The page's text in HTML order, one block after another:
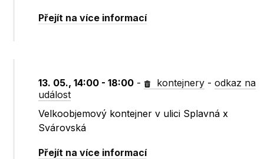
Přejít na více informací
13. 05., 14:00 - 18:00 - kontejnery -odkaz na
událost
Velkoobjemový kontejner v ulici Splavná x
Svárovská
Přejít na více informací